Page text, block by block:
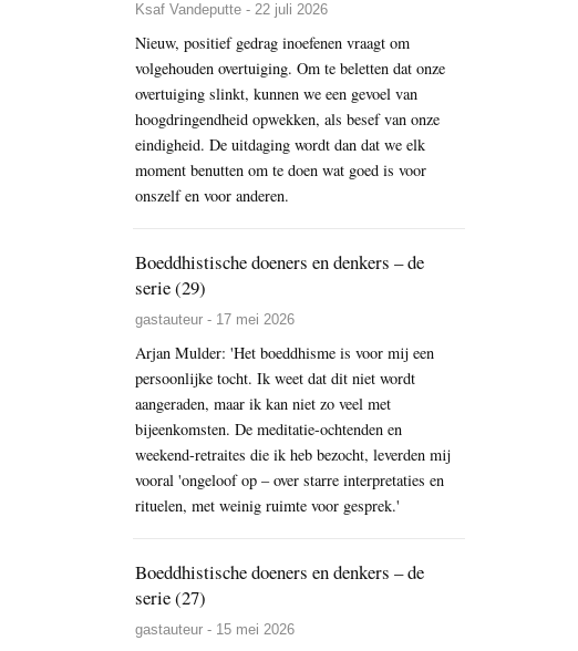
Ksaf Vandeputte - 22 juli 2026
Nieuw, positief gedrag inoefenen vraagt om
volgehouden overtuiging. Om te beletten dat onze
overtuiging slinkt, kunnen we een gevoel van
hoogdringendheid opwekken, als besef van onze
eindigheid. De uitdaging wordt dan dat we elk
moment benutten om te doen wat goed is voor
onszelf en voor anderen.
Boeddhistische doeners en denkers – de
serie (29)
gastauteur - 17 mei 2026
Arjan Mulder: 'Het boeddhisme is voor mij een
persoonlijke tocht. Ik weet dat dit niet wordt
aangeraden, maar ik kan niet zo veel met
bijeenkomsten. De meditatie-ochtenden en
weekend-retraites die ik heb bezocht, leverden mij
vooral 'ongeloof op – over starre interpretaties en
rituelen, met weinig ruimte voor gesprek.'
Boeddhistische doeners en denkers – de
serie (27)
gastauteur - 15 mei 2026